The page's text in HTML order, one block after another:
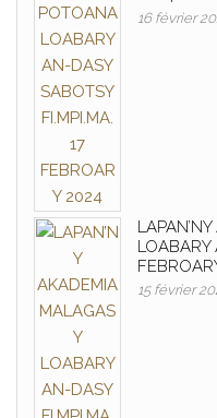
16 février
LOABARY
15 février